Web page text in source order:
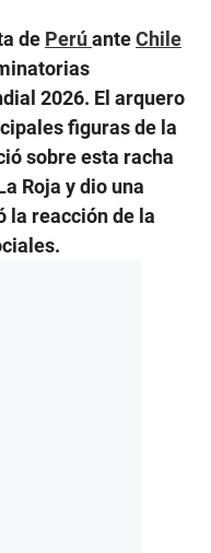
de PerúanteChile
2026. El arquero
figuras de la
sobre esta racha
Roja y dio una
la reacción de la